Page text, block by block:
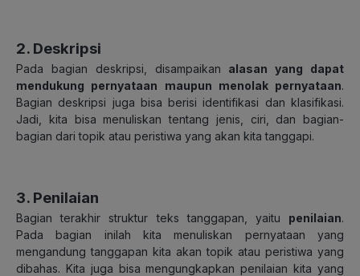
2. Deskripsi
Pada bagian deskripsi, disampaikan alasan yang dapat
mendukung pernyataan maupun menolak pernyataan.
Bagian deskripsi juga bisa berisi identifikasi dan klasifikasi.
Jadi, kita bisa menuliskan tentang jenis, ciri, dan bagian-
bagian dari topik atau peristiwa yang akan kita tanggapi.
3. Penilaian
Bagian terakhir struktur teks tanggapan, yaitu penilaian.
Pada bagian inilah kita menuliskan pernyataan yang
mengandung tanggapan kita akan topik atau peristiwa yang
dibahas. Kita juga bisa mengungkapkan penilaian kita yang